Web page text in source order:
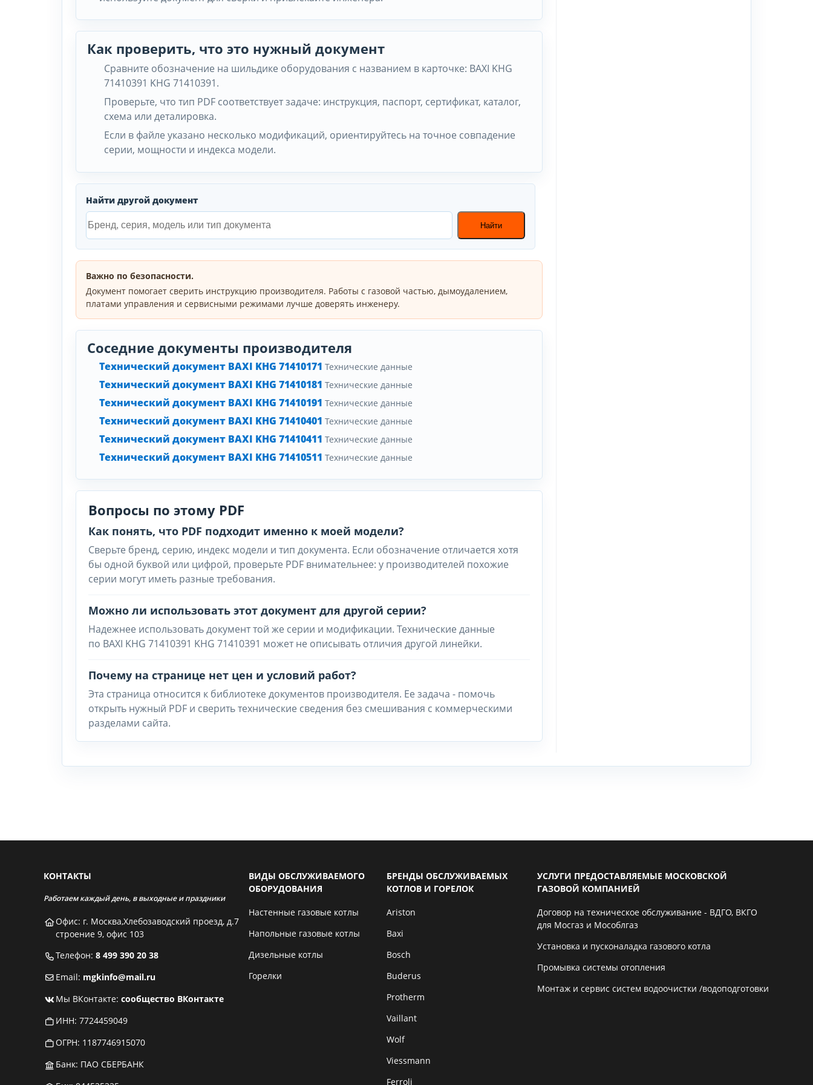
Как проверить, что это нужный документ
Сравните обозначение на шильдике оборудования с названием в карточке: BAXI KHG
71410391 KHG 71410391.
Проверьте, что тип PDF соответствует задаче: инструкция, паспорт, сертификат, каталог,
схема или деталировка.
Если в файле указано несколько модификаций, ориентируйтесь на точное совпадение
серии, мощности и индекса модели.
Найти другой документ
Найти
Важно по безопасности.
Документ помогает сверить инструкцию производителя. Работы с газовой частью, дымоудалением,
платами управления и сервисными режимами лучше доверять инженеру.
Соседние документы производителя
Технический документ BAXI KHG 71410171 Технические данные
Технический документ BAXI KHG 71410181 Технические данные
Технический документ BAXI KHG 71410191 Технические данные
Технический документ BAXI KHG 71410401 Технические данные
Технический документ BAXI KHG 71410411 Технические данные
Технический документ BAXI KHG 71410511 Технические данные
Вопросы по этому PDF
Как понять, что PDF подходит именно к моей модели?
Сверьте бренд, серию, индекс модели и тип документа. Если обозначение отличается хотя
бы одной буквой или цифрой, проверьте PDF внимательнее: у производителей похожие
серии могут иметь разные требования.
Можно ли использовать этот документ для другой серии?
Надежнее использовать документ той же серии и модификации. Технические данные
по BAXI KHG 71410391 KHG 71410391 может не описывать отличия другой линейки.
Почему на странице нет цен и условий работ?
Эта страница относится к библиотеке документов производителя. Ее задача - помочь
открыть нужный PDF и сверить технические сведения без смешивания с коммерческими
разделами сайта.
КОНТАКТЫ
Работаем каждый день, в выходные и праздники
Офис: г. Москва,Хлебозаводский проезд, д.7
строение 9, офис 103
Телефон: 8 499 390 20 38
Email: mgkinfo@mail.ru
Мы ВКонтакте: сообщество ВКонтакте
ИНН: 7724459049
ОГРН: 1187746915070
Банк: ПАО СБЕРБАНК
ВИДЫ ОБСЛУЖИВАЕМОГО
ОБОРУДОВАНИЯ
Настенные газовые котлы
Напольные газовые котлы
Дизельные котлы
Горелки
БРЕНДЫ ОБСЛУЖИВАЕМЫХ
КОТЛОВ И ГОРЕЛОК
Ariston
Baxi
Bosch
Buderus
Protherm
Vaillant
Wolf
Viessmann
Ferroli
УСЛУГИ ПРЕДОСТАВЛЯЕМЫЕ МОСКОВСКОЙ
ГАЗОВОЙ КОМПАНИЕЙ
Договор на техническое обслуживание - ВДГО, ВКГО
для Мосгаз и Мособлгаз
Установка и пусконаладка газового котла
Промывка системы отопления
Монтаж и сервис систем водоочистки /водоподготовки